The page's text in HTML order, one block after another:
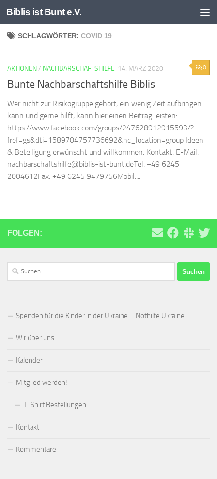
Zum Inhalt springen
Biblis ist Bunt e.V.
SCHLAGWÖRTER: COVID 19
0
AKTIONEN/ NACHBARSCHAFTSHILFE 14. MÄRZ 2020
Bunte Nachbarschaftshilfe Biblis
Wer nicht zur Risikogruppe gehört, ein wenig Zeit aufbringen
kann und gerne hilft, kann hier einen Beitrag leisten:
https://www.facebook.com/groups/247628912915593/?
fref=gs&dti=1589704757736692&hc_location=group Ideen
& Beteiligung erwünscht und willkommen. Kontakt: E-Mail:
nachbarschaftshilfe@biblis-ist-bunt.deTel: +49 6245
2004612Fax: +49 6245 9479756Mobil:...
FOLGEN:
Suchen
nach:
Spenden für die Kinder in der Ukraine – Nothilfe Ukraine
Wir über uns
Kalender
Mitglied werden!
T-Shirt Bestellungen
Kontakt
Kommentare